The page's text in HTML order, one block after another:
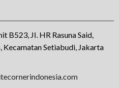
B523, JI. HR Rasuna Said,
Kecamatan Setiabudi, Jakarta